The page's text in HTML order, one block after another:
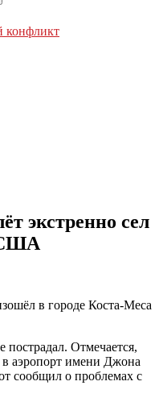
конфликт
экстренно сел
США
в городе Коста-Меса
Отмечается,
в аэропорт имени Джона
сообщил о проблемах с